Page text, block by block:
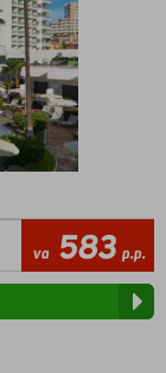
va 583 p.p.